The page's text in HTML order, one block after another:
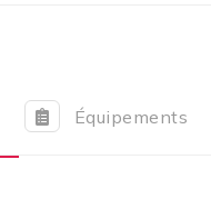
Équipements